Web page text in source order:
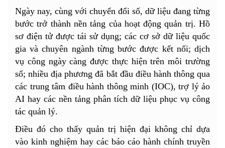
Ngày nay, cùng với chuyển đổi số, dữ liệu đang từng
bước trở thành nền tảng của hoạt động quản trị. Hồ
sơ điện tử được tái sử dụng; các cơ sở dữ liệu quốc
gia và chuyên ngành từng bước được kết nối; dịch
vụ công ngày càng được thực hiện trên môi trường
số; nhiều địa phương đã bắt đầu điều hành thông qua
các trung tâm điều hành thông minh (IOC), trợ lý ảo
AI hay các nền tảng phân tích dữ liệu phục vụ công
tác quản lý.
Điều đó cho thấy quản trị hiện đại không chỉ dựa
vào kinh nghiệm hay các báo cáo hành chính truyền